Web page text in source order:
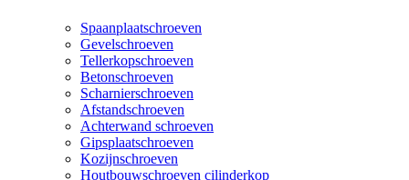
Spaanplaatschroeven
Gevelschroeven
Tellerkopschroeven
Betonschroeven
Scharnierschroeven
Afstandschroeven
Achterwand schroeven
Gipsplaatschroeven
Kozijnschroeven
Houtbouwschroeven cilinderkop